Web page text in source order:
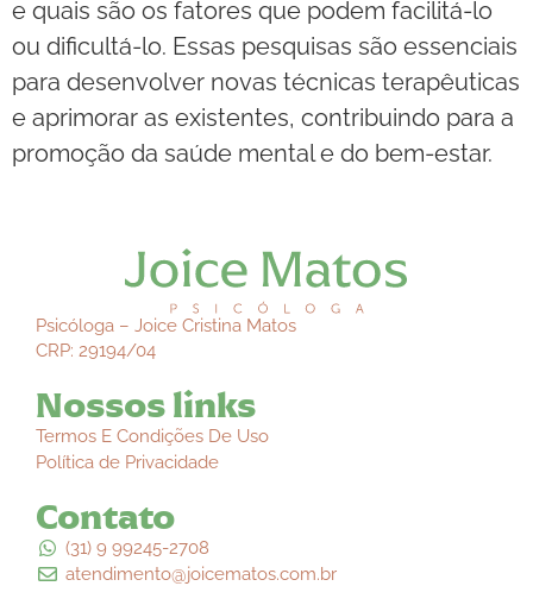
e quais são os fatores que podem facilitá-lo
ou dificultá-lo. Essas pesquisas são essenciais
para desenvolver novas técnicas terapêuticas
e aprimorar as existentes, contribuindo para a
promoção da saúde mental e do bem-estar.
Psicóloga – Joice Cristina Matos
CRP: 29194/04
Nossos links
Termos E Condições De Uso
Política de Privacidade
Contato
(31) 9 99245-2708
atendimento@joicematos.com.br